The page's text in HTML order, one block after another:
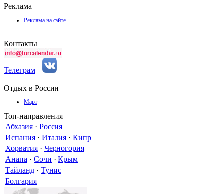
Реклама
Реклама на сайте
Контакты
Телеграм
Отдых в России
Март
Топ-направления
Абхазия · Россия
Испания · Италия · Кипр
Хорватия · Черногория
Анапа · Сочи · Крым
Тайланд · Тунис
Болгария